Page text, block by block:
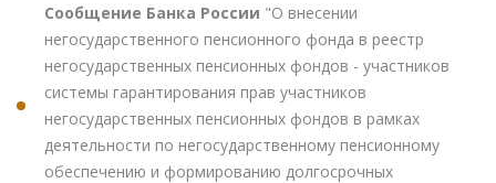
Сообщение Банка России "О внесении
негосударственного пенсионного фонда в реестр
негосударственных пенсионных фондов - участников
системы гарантирования прав участников
негосударственных пенсионных фондов в рамках
деятельности по негосударственному пенсионному
обеспечению и формированию долгосрочных